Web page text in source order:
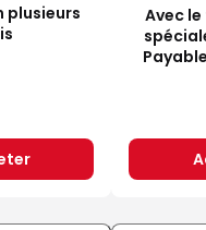
plusieurs
Avec